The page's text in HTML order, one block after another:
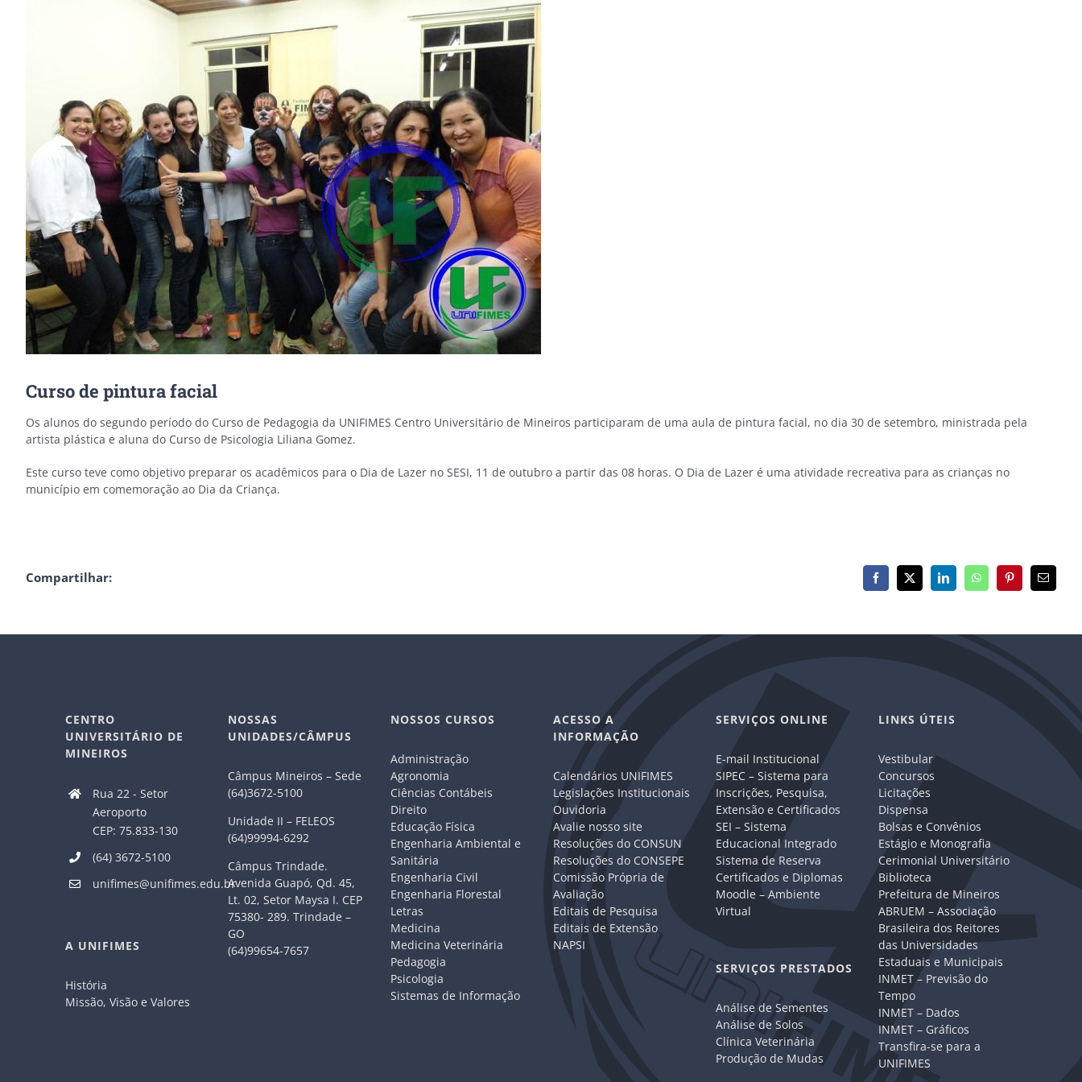
Curso de pintura facial
Os alunos do segundo período do Curso de Pedagogia da UNIFIMES Centro Universitário de Mineiros participaram de uma aula de pintura facial, no dia 30 de setembro, ministrada pela
artista plástica e aluna do Curso de Psicologia Liliana Gomez.
Este curso teve como objetivo preparar os acadêmicos para o Dia de Lazer no SESI, 11 de outubro a partir das 08 horas. O Dia de Lazer é uma atividade recreativa para as crianças no
município em comemoração ao Dia da Criança.
Compartilhar: Facebook
X LinkedInWhatsAppPinterest
E-
mail
CENTRO
UNIVERSITÁRIO DE
MINEIROS
Rua 22 - Setor
Aeroporto
CEP: 75.833-130
(64) 3672-5100
unifimes@unifimes.edu.br
A UNIFIMES
História
Missão, Visão e Valores
NOSSAS
UNIDADES/CÂMPUS
Câmpus Mineiros – Sede
(64)3672-5100
Unidade II – FELEOS
(64)99994-6292
Câmpus Trindade.
Avenida Guapó, Qd. 45,
Lt. 02, Setor Maysa I. CEP
75380- 289. Trindade –
GO
(64)99654-7657
NOSSOS CURSOS
Administração
Agronomia
Ciências Contábeis
Direito
Educação Física
Engenharia Ambiental e
Sanitária
Engenharia Civil
Engenharia Florestal
Letras
Medicina
Medicina Veterinária
Pedagogia
Psicologia
Sistemas de Informação
ACESSO A
INFORMAÇÃO
Calendários UNIFIMES
Legislações Institucionais
Ouvidoria
Avalie nosso site
Resoluções do CONSUN
Resoluções do CONSEPE
Comissão Própria de
Avaliação
Editais de Pesquisa
Editais de Extensão
NAPSI
SERVIÇOS ONLINE
E-mail Institucional
SIPEC – Sistema para
Inscrições, Pesquisa,
Extensão e Certificados
SEI – Sistema
Educacional Integrado
Sistema de Reserva
Certificados e Diplomas
Moodle – Ambiente
Virtual
SERVIÇOS PRESTADOS
Análise de Sementes
Análise de Solos
Clínica Veterinária
Produção de Mudas
LINKS ÚTEIS
Vestibular
Concursos
Licitações
Dispensa
Bolsas e Convênios
Estágio e Monografia
Cerimonial Universitário
Biblioteca
Prefeitura de Mineiros
ABRUEM – Associação
Brasileira dos Reitores
das Universidades
Estaduais e Municipais
INMET – Previsão do
Tempo
INMET – Dados
INMET – Gráficos
Transfira-se para a
UNIFIMES